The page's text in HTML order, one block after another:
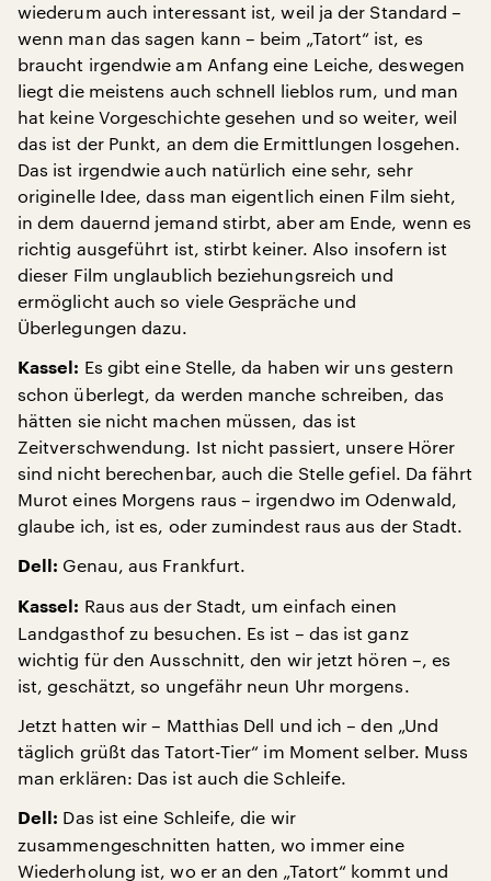
wiederum auch interessant ist, weil ja der Standard –
wenn man das sagen kann – beim „Tatort“ ist, es
braucht irgendwie am Anfang eine Leiche, deswegen
liegt die meistens auch schnell lieblos rum, und man
hat keine Vorgeschichte gesehen und so weiter, weil
das ist der Punkt, an dem die Ermittlungen losgehen.
Das ist irgendwie auch natürlich eine sehr, sehr
originelle Idee, dass man eigentlich einen Film sieht,
in dem dauernd jemand stirbt, aber am Ende, wenn es
richtig ausgeführt ist, stirbt keiner. Also insofern ist
dieser Film unglaublich beziehungsreich und
ermöglicht auch so viele Gespräche und
Überlegungen dazu.
Kassel: Es gibt eine Stelle, da haben wir uns gestern
schon überlegt, da werden manche schreiben, das
hätten sie nicht machen müssen, das ist
Zeitverschwendung. Ist nicht passiert, unsere Hörer
sind nicht berechenbar, auch die Stelle gefiel. Da fährt
Murot eines Morgens raus – irgendwo im Odenwald,
glaube ich, ist es, oder zumindest raus aus der Stadt.
Dell: Genau, aus Frankfurt.
Kassel: Raus aus der Stadt, um einfach einen
Landgasthof zu besuchen. Es ist – das ist ganz
wichtig für den Ausschnitt, den wir jetzt hören –, es
ist, geschätzt, so ungefähr neun Uhr morgens.
Jetzt hatten wir – Matthias Dell und ich – den „Und
täglich grüßt das Tatort-Tier“ im Moment selber. Muss
man erklären: Das ist auch die Schleife.
Dell: Das ist eine Schleife, die wir
zusammengeschnitten hatten, wo immer eine
Wiederholung ist, wo er an den „Tatort“ kommt und